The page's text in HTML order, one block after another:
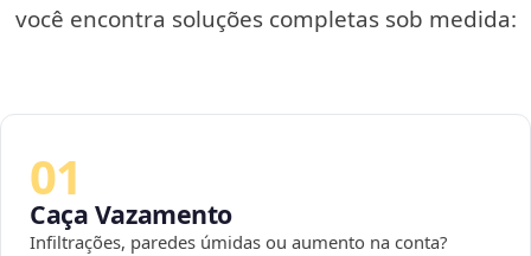
você encontra soluções completas sob medida:
01
Caça Vazamento
Infiltrações, paredes úmidas ou aumento na conta?